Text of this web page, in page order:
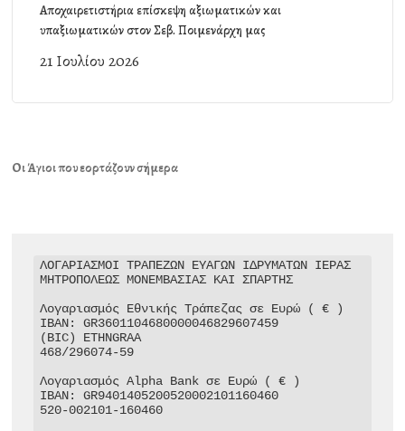
Αποχαιρετιστήρια επίσκεψη αξιωματικών και
υπαξιωματικών στον Σεβ. Ποιμενάρχη μας
21 Ιουλίου 2026
Οι Άγιοι που εορτάζουν σήμερα
ΛΟΓΑΡΙΑΣΜΟΙ ΤΡΑΠΕΖΩΝ ΕΥΑΓΩΝ ΙΔΡΥΜΑΤΩΝ ΙΕΡΑΣ
ΜΗΤΡΟΠΟΛΕΩΣ ΜΟΝΕΜΒΑΣΙΑΣ ΚΑΙ ΣΠΑΡΤΗΣ
Λογαριασμός Εθνικής Τράπεζας σε Ευρώ ( € )
IBAN: GR3601104680000046829607459
(BIC) ETHNGRAA
468/296074-59
Λογαριασμός Alpha Bank σε Ευρώ ( € )
IBAN: GR9401405200520002101160460
520-002101-160460